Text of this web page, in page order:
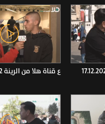
ع قناة هلا من الرينة 16.12.2022